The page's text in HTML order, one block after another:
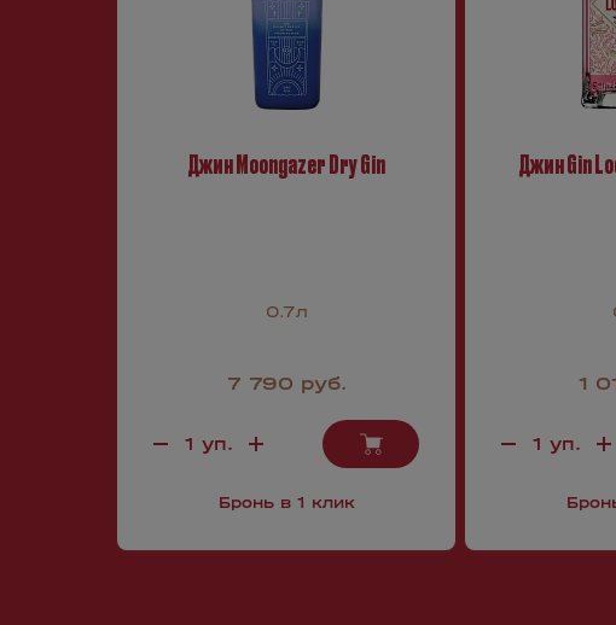
Джин Moongazer Dry Gin
0.7л
7 790 руб.
Бронь в 1 клик
Джин Gin
1